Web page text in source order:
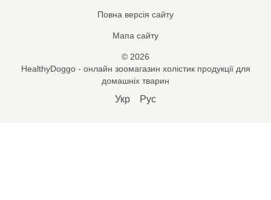
Повна версія сайту
Мапа сайту
© 2026
HealthyDoggo - онлайн зоомагазин холістик продукції для
домашніх тварин
Укр Рус